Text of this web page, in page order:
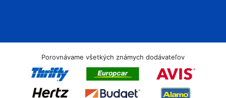
Porovnávame všetkých známych dodávateľov